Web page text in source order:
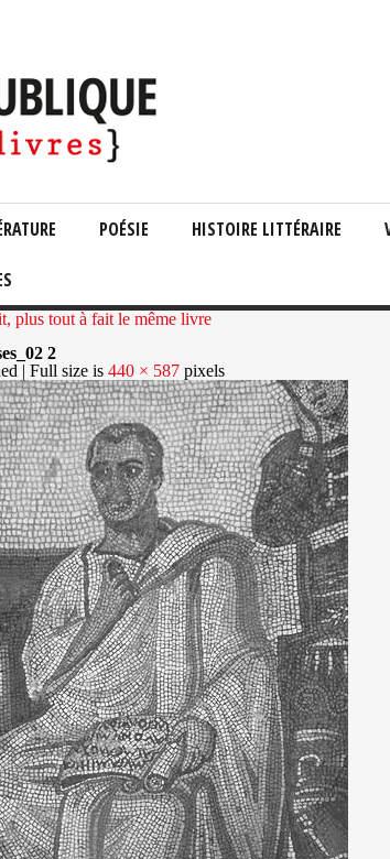
POÉSIE HISTOIRE LITTÉRAIRE
plus tout à fait le même livre
2
| Full size is 440 × 587 pixels